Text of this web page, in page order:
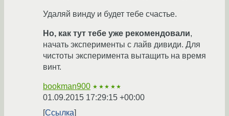
Удаляй винду и будет тебе счастье.
Но, как тут тебе уже рекомендовали,
начать эксперименты с лайв дивиди. Для
чистоты эксперимента вытащить на время
винт.
bookman900 ★★★★★
01.09.2015 17:29:15 +00:00
Ссылка